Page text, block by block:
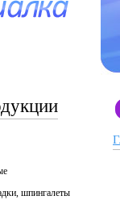
шпингалеты